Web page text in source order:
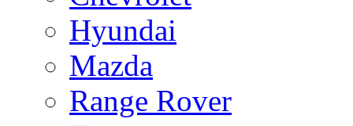
Hyundai
Mazda
Range Rover